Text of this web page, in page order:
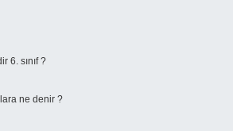
6. sınıf ?
ne denir ?